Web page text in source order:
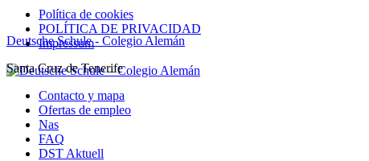
Política de cookies
POLÍTICA DE PRIVACIDAD
Impressum
Ir
contenido
Deutsche Schule - Colegio Alemán
Santa Cruz de Tenerife
Contacto y mapa
Ofertas de empleo
Nas
FAQ
DST Aktuell